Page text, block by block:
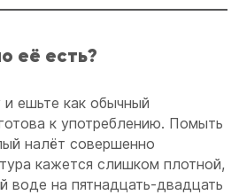
её есть?
ешьте как обычный
к употреблению. Помыть
налёт совершенно
кажется слишком плотной,
воде на пятнадцать-двадцать